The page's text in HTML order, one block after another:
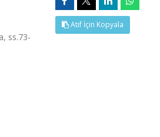
ss.73-
Atıf İçin Kopyala